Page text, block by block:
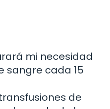
mi necesidad
sangre cada 15
de